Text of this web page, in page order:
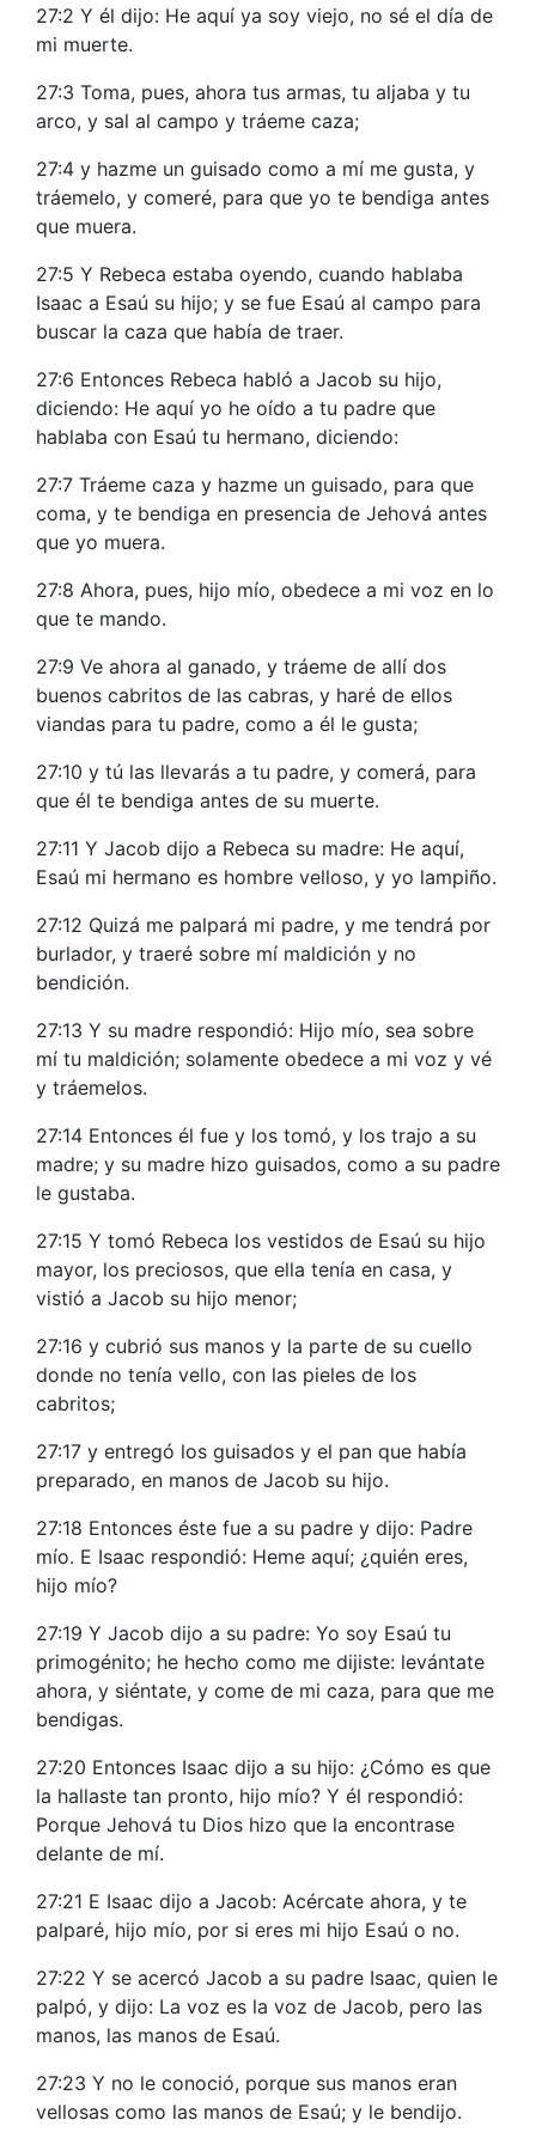
27:2 Y él dijo: He aquí ya soy viejo, no sé el día de
mi muerte.
27:3 Toma, pues, ahora tus armas, tu aljaba y tu
arco, y sal al campo y tráeme caza;
27:4 y hazme un guisado como a mí me gusta, y
tráemelo, y comeré, para que yo te bendiga antes
que muera.
27:5 Y Rebeca estaba oyendo, cuando hablaba
Isaac a Esaú su hijo; y se fue Esaú al campo para
buscar la caza que había de traer.
27:6 Entonces Rebeca habló a Jacob su hijo,
diciendo: He aquí yo he oído a tu padre que
hablaba con Esaú tu hermano, diciendo:
27:7 Tráeme caza y hazme un guisado, para que
coma, y te bendiga en presencia de Jehová antes
que yo muera.
27:8 Ahora, pues, hijo mío, obedece a mi voz en lo
que te mando.
27:9 Ve ahora al ganado, y tráeme de allí dos
buenos cabritos de las cabras, y haré de ellos
viandas para tu padre, como a él le gusta;
27:10 y tú las llevarás a tu padre, y comerá, para
que él te bendiga antes de su muerte.
27:11 Y Jacob dijo a Rebeca su madre: He aquí,
Esaú mi hermano es hombre velloso, y yo lampiño.
27:12 Quizá me palpará mi padre, y me tendrá por
burlador, y traeré sobre mí maldición y no
bendición.
27:13 Y su madre respondió: Hijo mío, sea sobre
mí tu maldición; solamente obedece a mi voz y vé
y tráemelos.
27:14 Entonces él fue y los tomó, y los trajo a su
madre; y su madre hizo guisados, como a su padre
le gustaba.
27:15 Y tomó Rebeca los vestidos de Esaú su hijo
mayor, los preciosos, que ella tenía en casa, y
vistió a Jacob su hijo menor;
27:16 y cubrió sus manos y la parte de su cuello
donde no tenía vello, con las pieles de los
cabritos;
27:17 y entregó los guisados y el pan que había
preparado, en manos de Jacob su hijo.
27:18 Entonces éste fue a su padre y dijo: Padre
mío. E Isaac respondió: Heme aquí; ¿quién eres,
hijo mío?
27:19 Y Jacob dijo a su padre: Yo soy Esaú tu
primogénito; he hecho como me dijiste: levántate
ahora, y siéntate, y come de mi caza, para que me
bendigas.
27:20 Entonces Isaac dijo a su hijo: ¿Cómo es que
la hallaste tan pronto, hijo mío? Y él respondió:
Porque Jehová tu Dios hizo que la encontrase
delante de mí.
27:21 E Isaac dijo a Jacob: Acércate ahora, y te
palparé, hijo mío, por si eres mi hijo Esaú o no.
27:22 Y se acercó Jacob a su padre Isaac, quien le
palpó, y dijo: La voz es la voz de Jacob, pero las
manos, las manos de Esaú.
27:23 Y no le conoció, porque sus manos eran
vellosas como las manos de Esaú; y le bendijo.